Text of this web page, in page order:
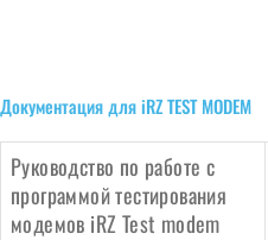
Документация для iRZ TEST MODEM
Руководство по работе с
программой тестирования
модемов iRZ Test modem